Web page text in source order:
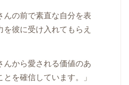
んの前で素直な自分を表
を彼に受け入れてもらえ
んから愛される価値のあ
とを確信しています。」